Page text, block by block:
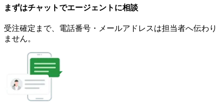
まずはチャットでエージェント に相談
受注確定まで、 電話番号・メールアドレスは担当者へ伝わり
ません。